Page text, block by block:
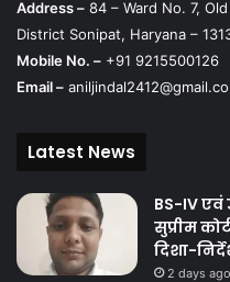
Address – 84 – Ward No. 7,
District Sonipat, Haryana –
Mobile No. – +91 9215500126
Email –
Latest News
BS-IV एवं
सुप्रीम
दिशा-
2 days ago